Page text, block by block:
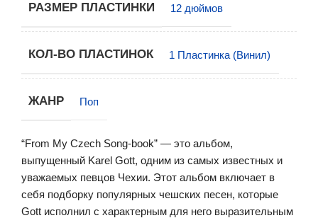
РАЗМЕР ПЛАСТИНКИ 12 дюймов
КОЛ-ВО ПЛАСТИНОК 1 Пластинка (Винил)
ЖАНР Поп
“From My Czech Song-book” — это альбом,
выпущенный Karel Gott, одним из самых известных и
уважаемых певцов Чехии. Этот альбом включает в
себя подборку популярных чешских песен, которые
Gott исполнил с характерным для него выразительным